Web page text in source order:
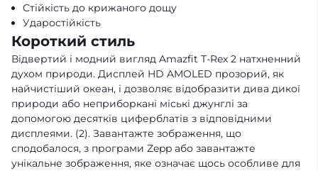
Стійкість до крижаного дощу
Ударостійкість
Короткий стиль
Відвертий і модний вигляд Amazfit T-Rex 2 натхненний
духом природи. Дисплей HD AMOLED прозорий, як
найчистіший океан, і дозволяє відобразити дива дикої
природи або неприборкані міські джунглі за
допомогою десятків циферблатів з відповідними
дисплеями. (2). Завантажте зображення, що
сподобалося, з програми Zepp або завантажте
унікальне зображення, яке означає щось особливе для